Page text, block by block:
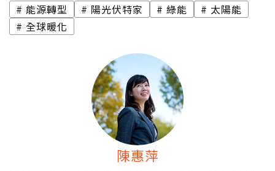
能源轉型 陽光伏特家 綠能
太陽能
全球暖化
陳惠萍